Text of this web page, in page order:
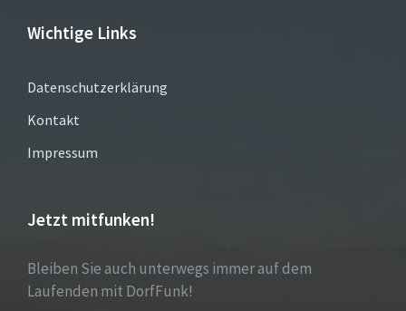
Wichtige Links
Datenschutzerklärung
Kontakt
Impressum
Jetzt mitfunken!
Bleiben Sie auch unterwegs immer auf dem
Laufenden mit DorfFunk!